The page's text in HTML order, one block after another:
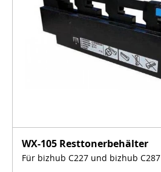
WX-105 Resttonerbehälter
Für bizhub C227 und bizhub C287